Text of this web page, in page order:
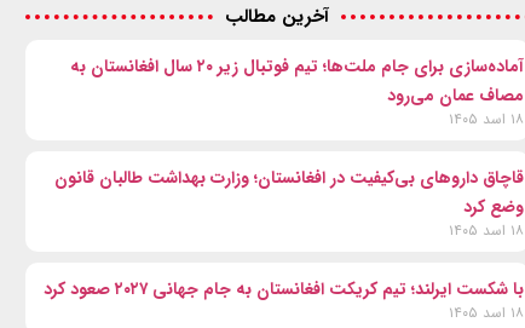
آخرین مطالب
آماده‌سازی برای جام ملت‌ها؛ تیم فوتبال زیر ۲۰ سال افغانستان به
مصاف عمان می‌رود
۱۸ اسد ۱۴۰۵
قاچاق داروهای بی‌کیفیت در افغانستان؛ وزارت بهداشت طالبان قانون
وضع کرد
۱۸ اسد ۱۴۰۵
با شکست ایرلند؛ تیم کریکت افغانستان به جام جهانی ۲۰۲۷ صعود کرد
۱۸ اسد ۱۴۰۵